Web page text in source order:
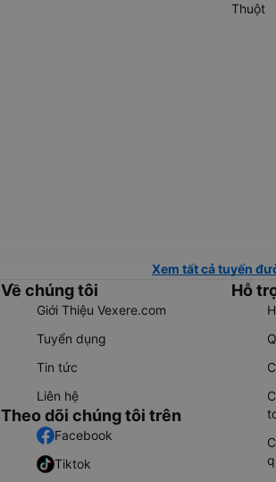
Thuột
Xem tất cả tuyến
Về chúng tôi
Giới Thiệu Vexere.com
Tuyển dụng
Tin tức
Liên hệ
Theo dõi chúng tôi trên
Facebook
Tiktok
Hỗ